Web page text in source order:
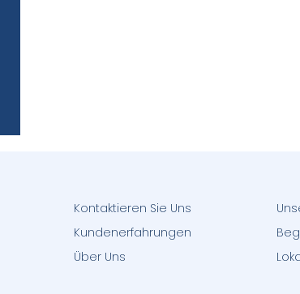
Kontaktieren Sie Uns
Kundenerfahrungen
Über Uns